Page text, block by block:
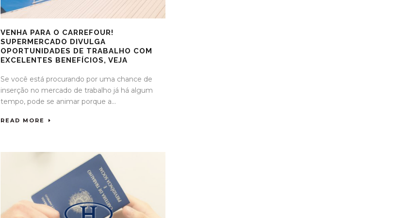
VENHA PARA O CARREFOUR!
SUPERMERCADO DIVULGA
OPORTUNIDADES DE TRABALHO COM
EXCELENTES BENEFÍCIOS, VEJA
Se você está procurando por uma chance de
inserção no mercado de trabalho já há algum
tempo, pode se animar porque a...
READ MORE